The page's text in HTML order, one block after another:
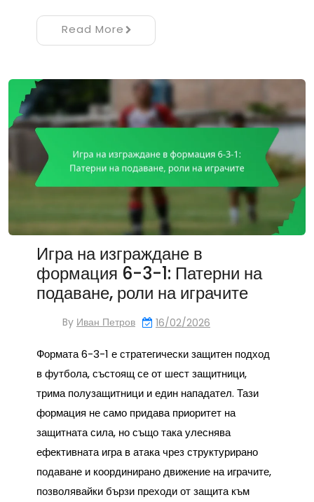
Read More
Игра на изграждане в
формация 6-3-1: Патерни на
подаване, роли на играчите
By Иван Петров 16/02/2026
Формата 6-3-1 е стратегически защитен подход
в футбола, състоящ се от шест защитници,
трима полузащитници и един нападател. Тази
формация не само придава приоритет на
защитната сила, но също така улеснява
ефективната игра в атака чрез структурирано
подаване и координирано движение на играчите,
позволявайки бързи преходи от защита към